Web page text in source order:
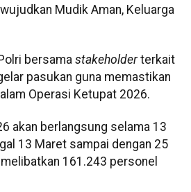
Mudik Aman, Keluarga
bersama stakeholderterkait
pasukan guna memastikan
Operasi Ketupat 2026.
akan berlangsung selama 13
13 Maret sampai dengan 25
161.243 personel